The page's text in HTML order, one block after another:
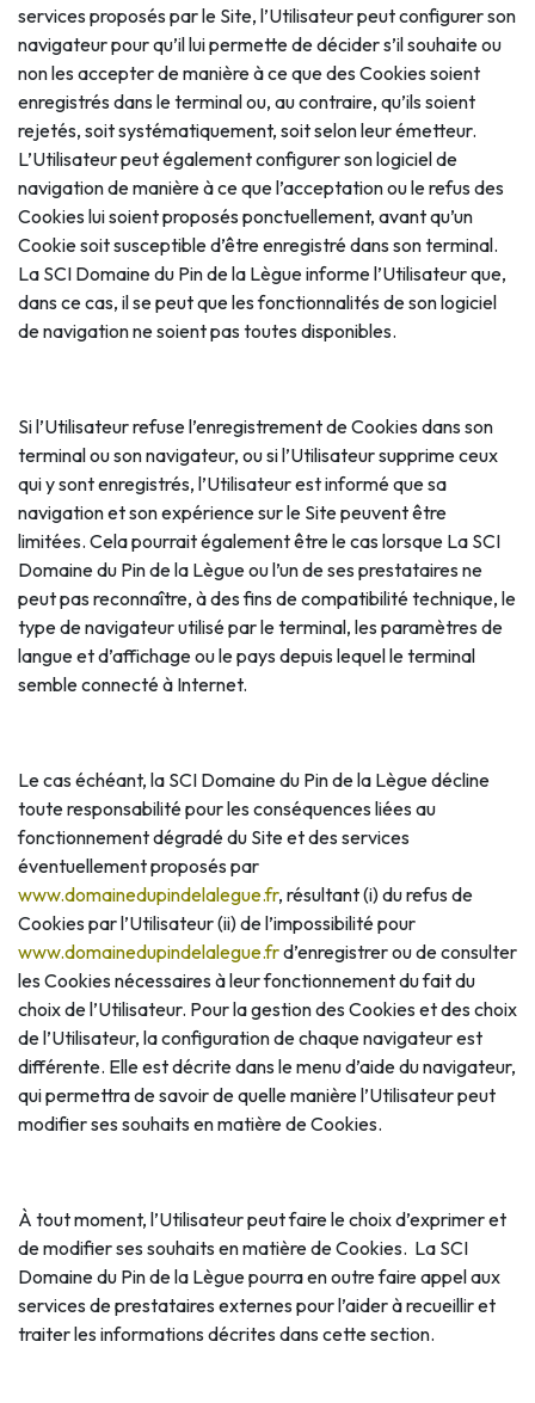
services proposés par le Site, l’Utilisateur peut configurer son
navigateur pour qu’il lui permette de décider s’il souhaite ou
non les accepter de manière à ce que des Cookies soient
enregistrés dans le terminal ou, au contraire, qu’ils soient
rejetés, soit systématiquement, soit selon leur émetteur.
L’Utilisateur peut également configurer son logiciel de
navigation de manière à ce que l’acceptation ou le refus des
Cookies lui soient proposés ponctuellement, avant qu’un
Cookie soit susceptible d’être enregistré dans son terminal.
La SCI Domaine du Pin de la Lègue informe l’Utilisateur que,
dans ce cas, il se peut que les fonctionnalités de son logiciel
de navigation ne soient pas toutes disponibles.
Si l’Utilisateur refuse l’enregistrement de Cookies dans son
terminal ou son navigateur, ou si l’Utilisateur supprime ceux
qui y sont enregistrés, l’Utilisateur est informé que sa
navigation et son expérience sur le Site peuvent être
limitées. Cela pourrait également être le cas lorsque La SCI
Domaine du Pin de la Lègue ou l’un de ses prestataires ne
peut pas reconnaître, à des fins de compatibilité technique, le
type de navigateur utilisé par le terminal, les paramètres de
langue et d’affichage ou le pays depuis lequel le terminal
semble connecté à Internet.
Le cas échéant, la SCI Domaine du Pin de la Lègue décline
toute responsabilité pour les conséquences liées au
fonctionnement dégradé du Site et des services
éventuellement proposés par
www.domainedupindelalegue.fr, résultant (i) du refus de
Cookies par l’Utilisateur (ii) de l’impossibilité pour
www.domainedupindelalegue.frd’enregistrer ou de consulter
les Cookies nécessaires à leur fonctionnement du fait du
choix de l’Utilisateur. Pour la gestion des Cookies et des choix
de l’Utilisateur, la configuration de chaque navigateur est
différente. Elle est décrite dans le menu d’aide du navigateur,
qui permettra de savoir de quelle manière l’Utilisateur peut
modifier ses souhaits en matière de Cookies.
À tout moment, l’Utilisateur peut faire le choix d’exprimer et
de modifier ses souhaits en matière de Cookies. La SCI
Domaine du Pin de la Lègue pourra en outre faire appel aux
services de prestataires externes pour l’aider à recueillir et
traiter les informations décrites dans cette section.